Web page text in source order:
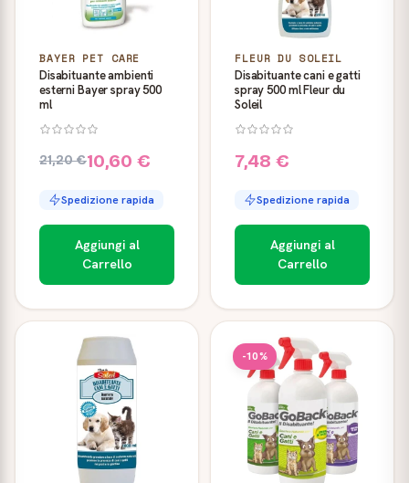
BAYER PET CARE
Disabituante ambienti
esterni Bayer spray 500
ml
21,20 €10,60 €
Spedizione rapida
Aggiungi al
Carrello
FLEUR DU SOLEIL
Disabituante cani e gatti
spray 500 ml Fleur du
Soleil
7,48 €
Spedizione rapida
Aggiungi al
Carrello
-10%